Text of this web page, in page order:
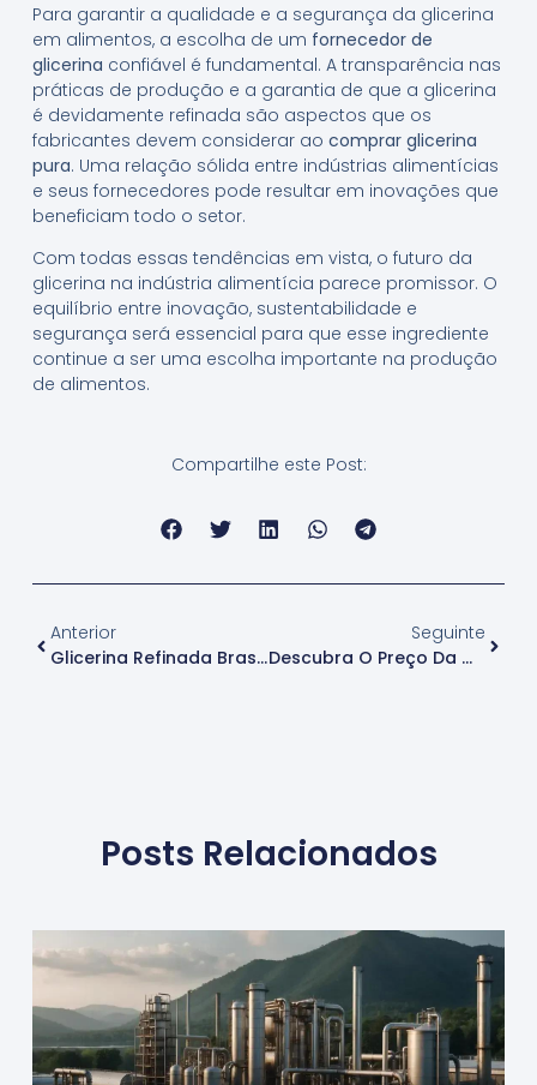
Para garantir a qualidade e a segurança da glicerina
em alimentos, a escolha de um fornecedor de
glicerina confiável é fundamental. A transparência nas
práticas de produção e a garantia de que a glicerina
é devidamente refinada são aspectos que os
fabricantes devem considerar ao comprar glicerina
pura. Uma relação sólida entre indústrias alimentícias
e seus fornecedores pode resultar em inovações que
beneficiam todo o setor.
Com todas essas tendências em vista, o futuro da
glicerina na indústria alimentícia parece promissor. O
equilíbrio entre inovação, sustentabilidade e
segurança será essencial para que esse ingrediente
continue a ser uma escolha importante na produção
de alimentos.
Compartilhe este Post:
Anterior
Glicerina Refinada Brasil: O Melhor Distribuidor Para Sua Empresa
Seguinte
Descubra O Preço Da Glicerina Refinada E Suas Vantagens
Posts Relacionados